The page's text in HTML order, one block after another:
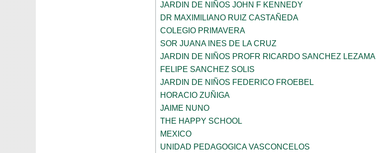
JARDIN DE NIÑOS JOHN F KENNEDY
DR MAXIMILIANO RUIZ CASTAÑEDA
COLEGIO PRIMAVERA
SOR JUANA INES DE LA CRUZ
JARDIN DE NIÑOS PROFR RICARDO SANCHEZ LEZAMA
FELIPE SANCHEZ SOLIS
JARDIN DE NIÑOS FEDERICO FROEBEL
HORACIO ZUÑIGA
JAIME NUNO
THE HAPPY SCHOOL
MEXICO
UNIDAD PEDAGOGICA VASCONCELOS